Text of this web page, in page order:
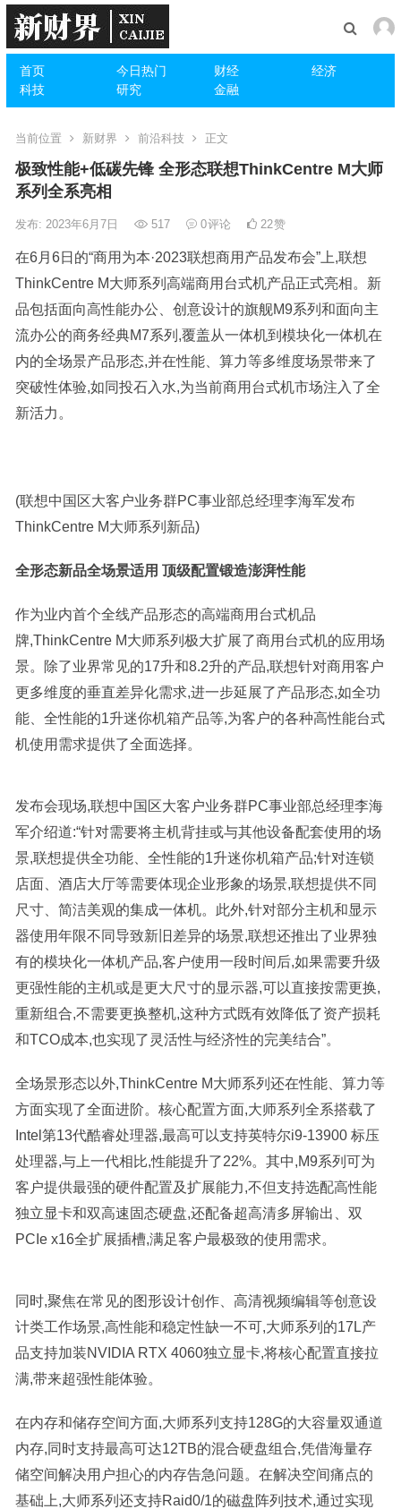
首页 今日热门 财经
经济
科技
研究 金融
当前位置 新财界 前沿科技 正文
极致性能+低碳先锋 全形态联想ThinkCentre M大师
系列全系亮相
发布: 2023年6月7日 517 0评论 22赞
在6月6日的“商用为本·2023联想商用产品发布会”上,联想
ThinkCentre M大师系列高端商用台式机产品正式亮相。新
品包括面向高性能办公、创意设计的旗舰M9系列和面向主
流办公的商务经典M7系列,覆盖从一体机到模块化一体机在
内的全场景产品形态,并在性能、算力等多维度场景带来了
突破性体验,如同投石入水,为当前商用台式机市场注入了全
新活力。
(联想中国区大客户业务群PC事业部总经理李海军发布
ThinkCentre M大师系列新品)
全形态新品全场景适用 顶级配置锻造澎湃性能
作为业内首个全线产品形态的高端商用台式机品
牌,ThinkCentre M大师系列极大扩展了商用台式机的应用场
景。除了业界常见的17升和8.2升的产品,联想针对商用客户
更多维度的垂直差异化需求,进一步延展了产品形态,如全功
能、全性能的1升迷你机箱产品等,为客户的各种高性能台式
机使用需求提供了全面选择。
发布会现场,联想中国区大客户业务群PC事业部总经理李海
军介绍道:“针对需要将主机背挂或与其他设备配套使用的场
景,联想提供全功能、全性能的1升迷你机箱产品;针对连锁
店面、酒店大厅等需要体现企业形象的场景,联想提供不同
尺寸、简洁美观的集成一体机。此外,针对部分主机和显示
器使用年限不同导致新旧差异的场景,联想还推出了业界独
有的模块化一体机产品,客户使用一段时间后,如果需要升级
更强性能的主机或是更大尺寸的显示器,可以直接按需更换,
重新组合,不需要更换整机,这种方式既有效降低了资产损耗
和TCO成本,也实现了灵活性与经济性的完美结合”。
全场景形态以外,ThinkCentre M大师系列还在性能、算力等
方面实现了全面进阶。核心配置方面,大师系列全系搭载了
Intel第13代酷睿处理器,最高可以支持英特尔i9-13900 标压
处理器,与上一代相比,性能提升了22%。其中,M9系列可为
客户提供最强的硬件配置及扩展能力,不但支持选配高性能
独立显卡和双高速固态硬盘,还配备超高清多屏输出、双
PCIe x16全扩展插槽,满足客户最极致的使用需求。
同时,聚焦在常见的图形设计创作、高清视频编辑等创意设
计类工作场景,高性能和稳定性缺一不可,大师系列的17L产
品支持加装NVIDIA RTX 4060独立显卡,将核心配置直接拉
满,带来超强性能体验。
在内存和储存空间方面,大师系列支持128G的大容量双通道
内存,同时支持最高可达12TB的混合硬盘组合,凭借海量存
储空间解决用户担心的内存告急问题。在解决空间痛点的
基础上,大师系列还支持Raid0/1的磁盘阵列技术,通过实现